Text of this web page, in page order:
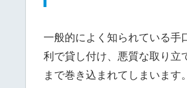
一般的によく知られている手
利で貸し付け、悪質な取り立
まで巻き込まれてしまいます。